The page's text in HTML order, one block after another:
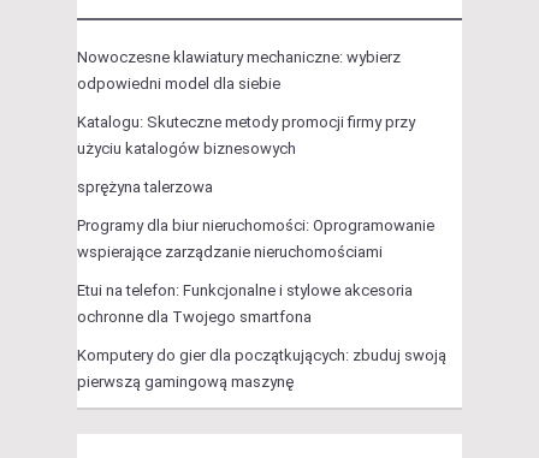
Nowoczesne klawiatury mechaniczne: wybierz
odpowiedni model dla siebie
Katalogu: Skuteczne metody promocji firmy przy
użyciu katalogów biznesowych
sprężyna talerzowa
Programy dla biur nieruchomości: Oprogramowanie
wspierające zarządzanie nieruchomościami
Etui na telefon: Funkcjonalne i stylowe akcesoria
ochronne dla Twojego smartfona
Komputery do gier dla początkujących: zbuduj swoją
pierwszą gamingową maszynę